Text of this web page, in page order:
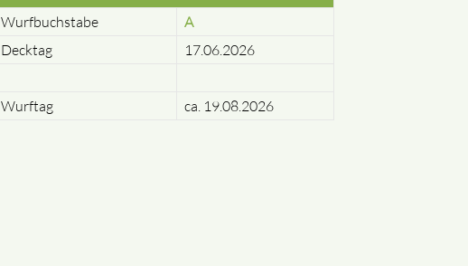
Wurfbuchstabe
A
Decktag
17.06.2026
Wurftag ca. 19.08.2026